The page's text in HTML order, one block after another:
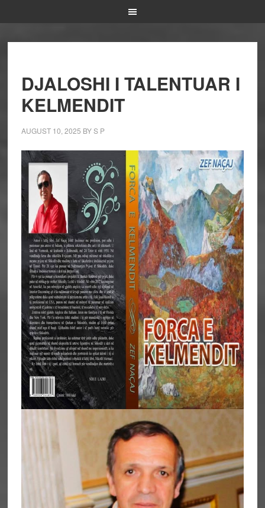
DJALOSHI I TALENTUAR I
KELMENDIT
AUGUST 10, 2025 BYS P